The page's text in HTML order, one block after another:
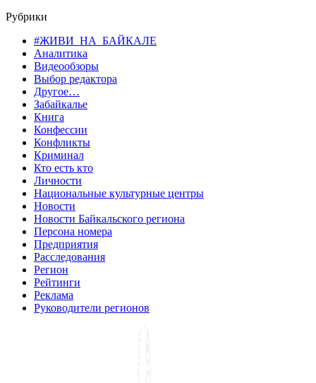
Рубрики
#ЖИВИ_НА_БАЙКАЛЕ
Аналитика
Видеообзоры
Выбор редактора
Другое…
Забайкалье
Книга
Конфессии
Конфликты
Криминал
Кто есть кто
Личности
Национальные культурные центры
Новости
Новости Байкальского региона
Персона номера
Предприятия
Расследования
Регион
Рейтинги
Реклама
Руководители регионов